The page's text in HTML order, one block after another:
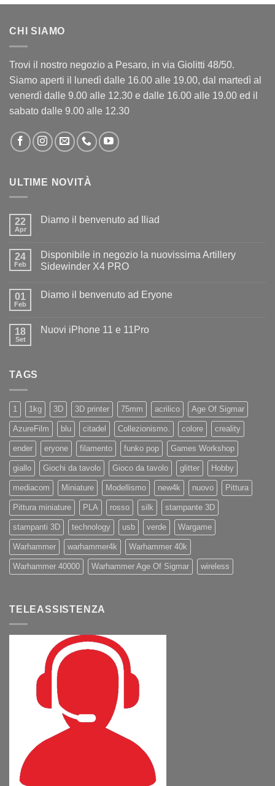
CHI SIAMO
Trovi il nostro negozio a Pesaro, in via Giolitti 48/50.
Siamo aperti il lunedì dalle 16.00 alle 19.00, dal martedì al
venerdì dalle 9.00 alle 12.30 e dalle 16.00 alle 19.00 ed il
sabato dalle 9.00 alle 12.30
ULTIME NOVITÀ
22
Apr
Diamo il benvenuto ad Iliad
Diamo
il
benvenuto
24
Feb
Disponibile in negozio la nuovissima Artillery
Sidewinder X4 PRO
su
la
nuovissima
01
Feb
Diamo il benvenuto ad Eryone
Diamo
18
Set
Nuovi iPhone 11 e 11Pro
TAGS
1 1kg 3D 3D printer 75mm acrilico Age Of Sigmar
AzureFilm blu citadel Collezionismo. colore creality
ender eryone filamento funko pop Games Workshop
giallo Giochi da tavolo Gioco da tavolo glitter Hobby
mediacom Miniature Modellismo new4k nuovo Pittura
Pittura miniature PLA rosso silk stampante 3D
stampanti 3D technology usb verde Wargame
Warhammer warhammer4k Warhammer 40k
Warhammer 40000 Warhammer Age Of Sigmar wireless
TELEASSISTENZA